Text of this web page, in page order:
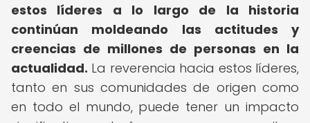
estos líderes a lo largo de la historia
continúan moldeando las actitudes y
creencias de millones de personas en la
actualidad. La reverencia hacia estos líderes,
tanto en sus comunidades de origen como
en todo el mundo, puede tener un impacto